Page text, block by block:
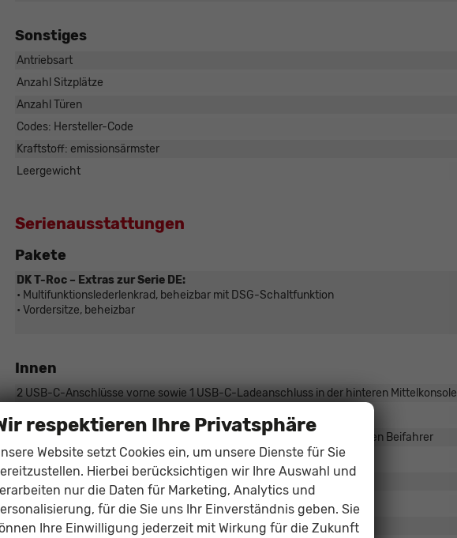
Sonstiges
Antriebsart
Anzahl Sitzplätze
Anzahl Türen
Codes: Hersteller-Code
Kraftstoff: emissionsärmster
Leergewicht
Serienausstattungen
Pakete
DK T-Roc – Extras zur Serie DE:
• Multifunktionslederlenkrad, beheizbar mit DSG-Schaltfunktion
• Vordersitze, beheizbar
Innen
2 USB-C-Anschlüsse vorne sowie 1 USB-C-Ladeanschluss in der hinteren Mittelkonsole
6 Lautsprecher
Airbag für Fahrer und Beifahrer, mit Abschaltung des Frontairbags für den Beifahrer
Beifahrersitzlehne mit Klappfunktion
Beleuchtete Außentürgriffe
Climatronic-Klimaanlage 1 Zone
Dekoreinlagen in Mat Pyritsilber
respektieren Ihre Privatsphäre
Website setzt Cookies ein, um unsere Dienste für Sie
Hierbei berücksichtigen wir Ihre Auswahl und
nur die Daten für Marketing, Analytics und
für die Sie uns Ihr Einverständnis geben. Sie
Ihre Einwilligung jederzeit mit Wirkung für die Zukunft